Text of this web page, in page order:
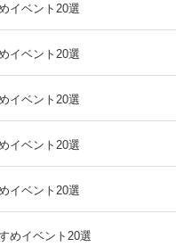
イベント20選
イベント20選
イベント20選
イベント20選
イベント20選
めイベント20選